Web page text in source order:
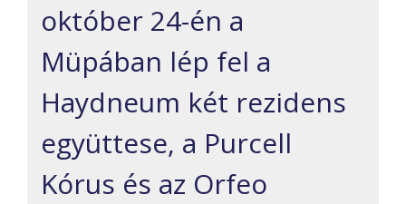
október 24-én a
Müpában lép fel a
Haydneum két rezidens
együttese, a Purcell
Kórus és az Orfeo